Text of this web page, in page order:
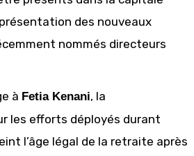
des nouveaux
nommés directeurs
à Fetia Kenani, la
les efforts déployés durant
l’âge légal de la retraite après